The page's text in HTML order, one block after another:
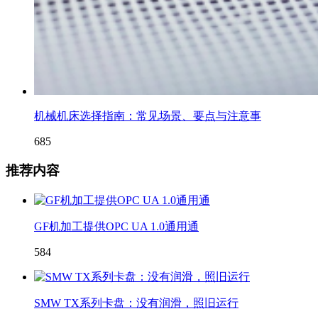
机械机床选择指南：常见场景、要点与注意事
685
推荐内容
GF机加工提供OPC UA 1.0通用通
584
SMW TX系列卡盘：没有润滑，照旧运行